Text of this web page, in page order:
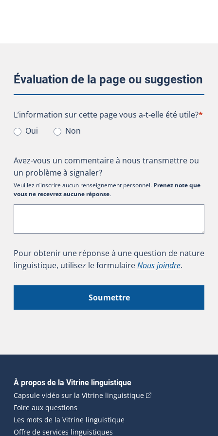
Évaluation de la page ou suggestion
L’information sur cette page vous a-t-elle été utile?
L’information sur cette page vous a-t-elle été utile?*
Oui
Non
Avez-vous un commentaire à nous transmettre ou
un problème à signaler?
Veuillez n’inscrire aucun renseignement personnel. Prenez note que
vous ne recevrez aucune réponse.
Pour obtenir une réponse à une question de nature
linguistique, utilisez le formulaireNous joindre.
Soumettre
Navigation principale
À propos de la Vitrine linguistique
Capsule vidéo sur la Vitrine linguistique(Cet hyperlien
Foire aux questions
Les mots de la Vitrine linguistique
Offre de services linguistiques